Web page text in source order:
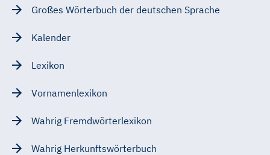
Großes Wörterbuch der deutschen Sprache
Kalender
Lexikon
Vornamenlexikon
Wahrig Fremdwörterlexikon
Wahrig Herkunftswörterbuch